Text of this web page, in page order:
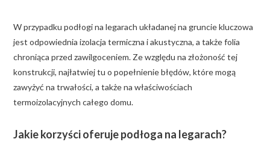
W przypadku podłogi na legarach układanej na gruncie kluczowa
jest odpowiednia izolacja termiczna i akustyczna, a także folia
chroniąca przed zawilgoceniem. Ze względu na złożoność tej
konstrukcji, najłatwiej tu o popełnienie błędów, które mogą
zawyżyć na trwałości, a także na właściwościach
termoizolacyjnych całego domu.
Jakie korzyści oferuje podłoga na legarach?